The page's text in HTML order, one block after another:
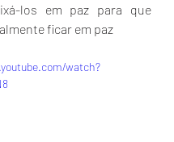
los em paz para que
ficar em paz
watch?